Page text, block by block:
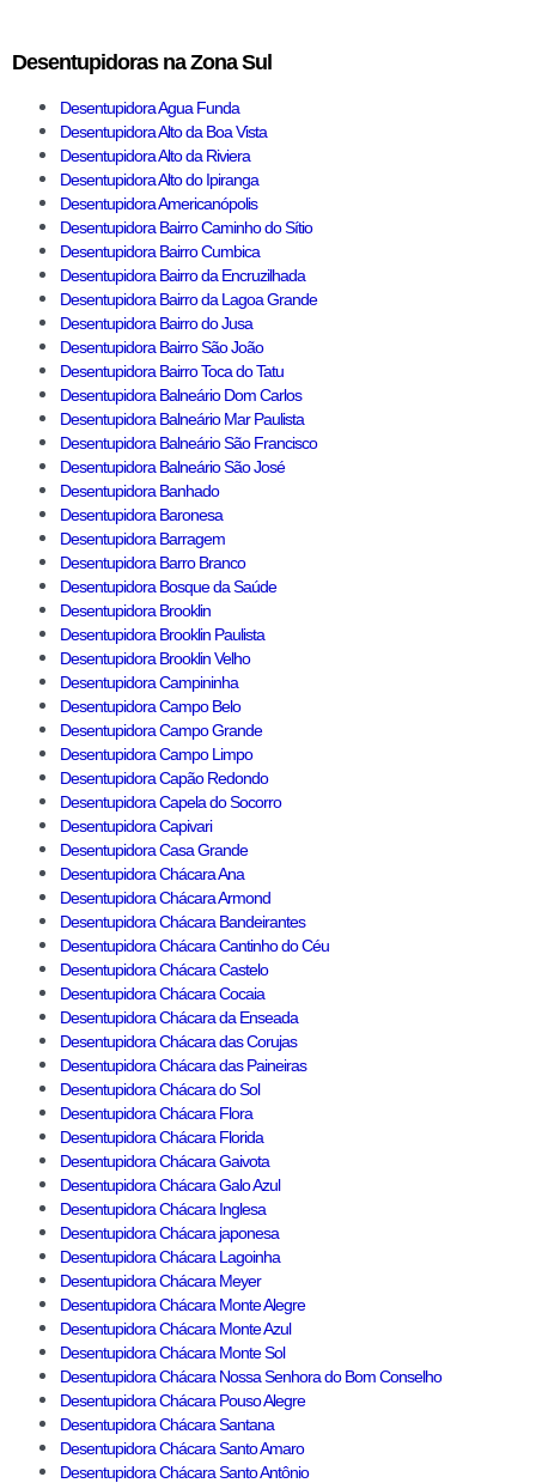
Desentupidoras na Zona Sul
Desentupidora Agua Funda
Desentupidora Alto da Boa Vista
Desentupidora Alto da Riviera
Desentupidora Alto do Ipiranga
Desentupidora Americanópolis
Desentupidora Bairro Caminho do Sítio
Desentupidora Bairro Cumbica
Desentupidora Bairro da Encruzilhada
Desentupidora Bairro da Lagoa Grande
Desentupidora Bairro do Jusa
Desentupidora Bairro São João
Desentupidora Bairro Toca do Tatu
Desentupidora Balneário Dom Carlos
Desentupidora Balneário Mar Paulista
Desentupidora Balneário São Francisco
Desentupidora Balneário São José
Desentupidora Banhado
Desentupidora Baronesa
Desentupidora Barragem
Desentupidora Barro Branco
Desentupidora Bosque da Saúde
Desentupidora Brooklin
Desentupidora Brooklin Paulista
Desentupidora Brooklin Velho
Desentupidora Campininha
Desentupidora Campo Belo
Desentupidora Campo Grande
Desentupidora Campo Limpo
Desentupidora Capão Redondo
Desentupidora Capela do Socorro
Desentupidora Capivari
Desentupidora Casa Grande
Desentupidora Chácara Ana
Desentupidora Chácara Armond
Desentupidora Chácara Bandeirantes
Desentupidora Chácara Cantinho do Céu
Desentupidora Chácara Castelo
Desentupidora Chácara Cocaia
Desentupidora Chácara da Enseada
Desentupidora Chácara das Corujas
Desentupidora Chácara das Paineiras
Desentupidora Chácara do Sol
Desentupidora Chácara Flora
Desentupidora Chácara Florida
Desentupidora Chácara Gaivota
Desentupidora Chácara Galo Azul
Desentupidora Chácara Inglesa
Desentupidora Chácara japonesa
Desentupidora Chácara Lagoinha
Desentupidora Chácara Meyer
Desentupidora Chácara Monte Alegre
Desentupidora Chácara Monte Azul
Desentupidora Chácara Monte Sol
Desentupidora Chácara Nossa Senhora do Bom Conselho
Desentupidora Chácara Pouso Alegre
Desentupidora Chácara Santana
Desentupidora Chácara Santo Amaro
Desentupidora Chácara Santo Antônio